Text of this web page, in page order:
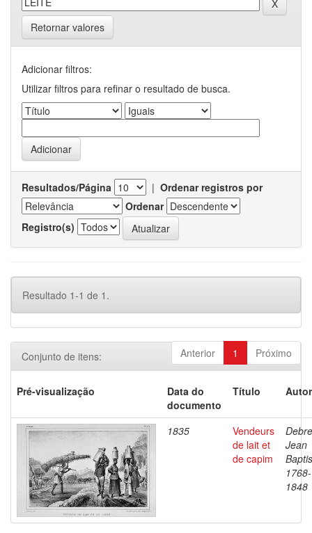
Retornar valores
Adicionar filtros:
Utilizar filtros para refinar o resultado de busca.
Resultados/Página | Ordenar registros por
Ordenar
Registro(s)
Resultado 1-1 de 1.
Anterior 1 Próximo
Conjunto de itens:
Pré-visualização
Data do
documento
Título
1835
Vendeurs
de lait et
de capim
Jean
1768-
1848